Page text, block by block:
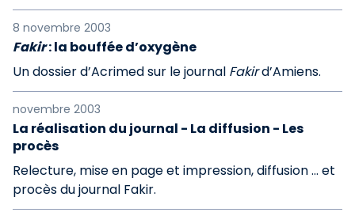
8 novembre 2003
Fakir: la bouffée d’oxygène
Un dossier d’Acrimed sur le journal Fakird’Amiens.
novembre 2003
La réalisation du journal - La diffusion - Les
procès
Relecture, mise en page et impression, diffusion ... et
procès du journal Fakir.